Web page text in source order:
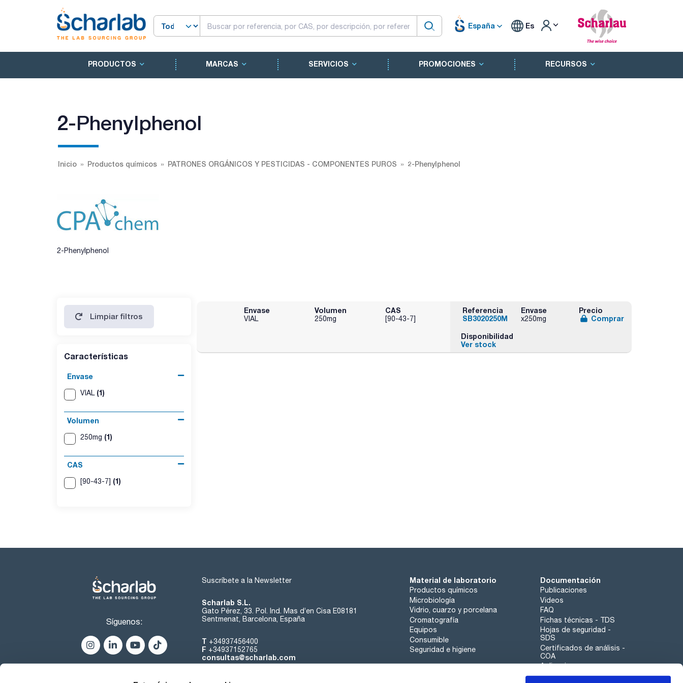
España Es
PRODUCTOS MARCAS SERVICIOS PROMOCIONES RECURSOS
2-Phenylphenol
Inicio Productos químicos PATRONES ORGÁNICOS Y PESTICIDAS - COMPONENTES PUROS 2-Phenylphenol
2-Phenylphenol
Limpiar filtros
Características
Envase
VIAL (1)
Volumen
250mg (1)
CAS
[90-43-7] (1)
Envase
VIAL
Volumen
250mg
CAS
[90-43-7]
Referencia
SB3020250M
Envase
x250mg
Precio
Comprar
Disponibilidad
Ver stock
Síguenos:
Suscríbete a la Newsletter
Scharlab S.L.
Gato Pérez, 33. Pol. Ind. Mas d’en Cisa E08181
Sentmenat, Barcelona, España
T +34937456400
F +34937152765
consultas@scharlab.com
Material de laboratorio
Productos químicos
Microbiología
Vidrio, cuarzo y porcelana
Cromatografía
Equipos
Consumible
Seguridad e higiene
Documentación
Publicaciones
Videos
FAQ
Fichas técnicas - TDS
Hojas de seguridad -
SDS
Certificados de análisis -
COA
Aplicaciones
Tabla Periódica